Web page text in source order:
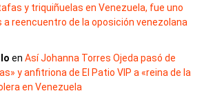
y triquiñuelas en Venezuela, fue uno
reencuentro de la oposición venezolana
en Así Johanna Torres Ojeda pasó de
y anfitriona de El Patio VIP a «reina de la
en Venezuela